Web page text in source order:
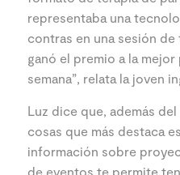
representaba una
contras en una sesión
ganó el premio a la
semana”, relata la joven
Luz dice que, además del
cosas que más destaca
información sobre
de eventos te permite